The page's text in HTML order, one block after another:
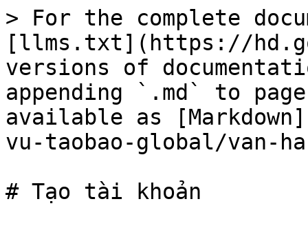
> For the complete
[llms.txt](https://
versions of
appending `.md` to
available as
vu-taobao-global/van-
# Tạo tài khoản